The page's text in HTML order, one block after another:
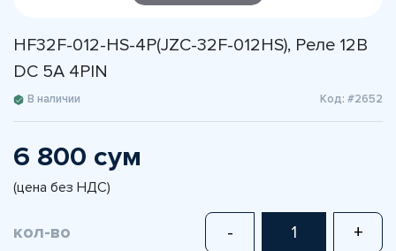
HF32F-012-HS-4P(JZC-32F-012HS), Реле 12В
DC 5A 4PIN
В наличии Код: #2652
6 800 сум
(цена без НДС)
кол-во - +